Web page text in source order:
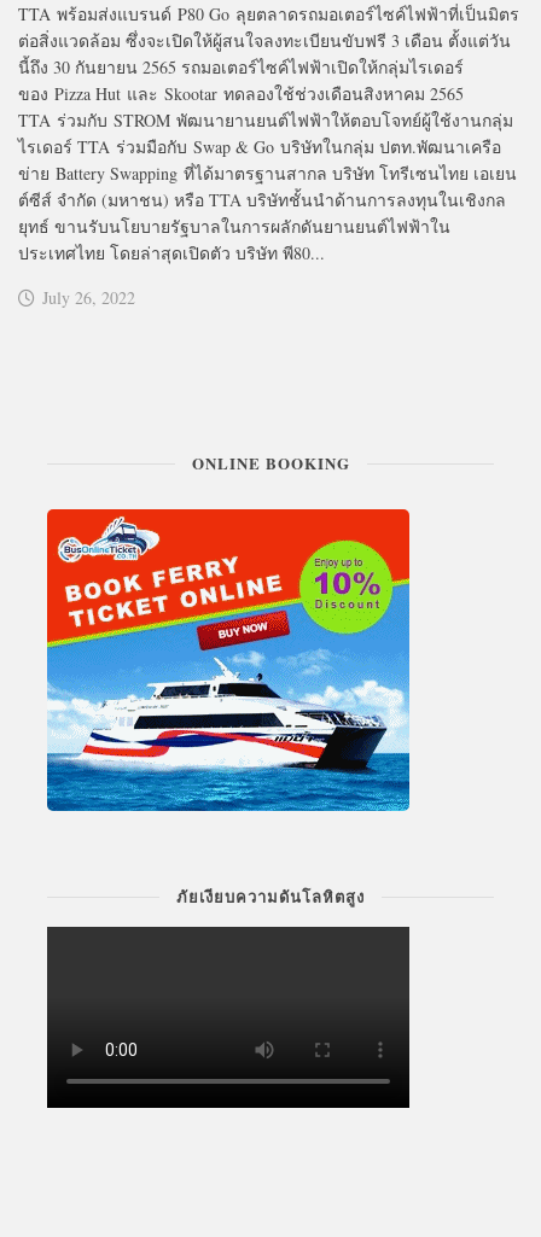
TTA พร้อมส่งแบรนด์ P80 Go ลุยตลาดรถมอเตอร์ไซค์ไฟฟ้าที่เป็นมิตร
ต่อสิ่งแวดล้อม ซึ่งจะเปิดให้ผู้สนใจลงทะเบียนขับฟรี 3 เดือน ตั้งแต่วัน
นี้ถึง 30 กันยายน 2565 รถมอเตอร์ไซค์ไฟฟ้าเปิดให้กลุ่มไรเดอร์
ของ Pizza Hut และ Skootar ทดลองใช้ช่วงเดือนสิงหาคม 2565
TTA ร่วมกับ STROM พัฒนายานยนต์ไฟฟ้าให้ตอบโจทย์ผู้ใช้งานกลุ่ม
ไรเดอร์ TTA ร่วมมือกับ Swap & Go บริษัทในกลุ่ม ปตท.พัฒนาเครือ
ข่าย Battery Swapping ที่ได้มาตรฐานสากล บริษัท โทรีเซนไทย เอเยน
ต์ซีส์ จำกัด (มหาชน) หรือ TTA บริษัทชั้นนำด้านการลงทุนในเชิงกล
ยุทธ์ ขานรับนโยบายรัฐบาลในการผลักดันยานยนต์ไฟฟ้าใน
ประเทศไทย โดยล่าสุดเปิดตัว บริษัท พี80...
July 26, 2022
ONLINE BOOKING
ภัยเงียบความดันโลหิตสูง